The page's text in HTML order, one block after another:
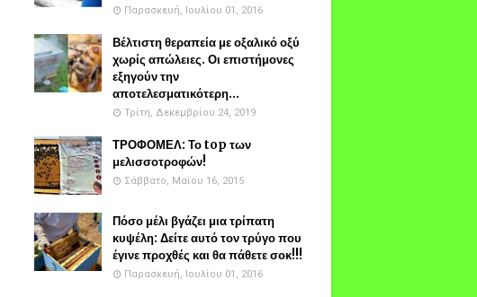
Παρασκευή, Ιουλίου 01, 2016
Βέλτιστη θεραπεία με οξαλικό οξύ
χωρίς απώλειες. Οι επιστήμονες
εξηγούν την
αποτελεσματικότερη...
Τρίτη, Δεκεμβρίου 24, 2019
ΤΡΟΦΟΜΕΛ: Το top των
μελισσοτροφών!
Σάββατο, Μαΐου 16, 2015
Πόσο μέλι βγάζει μια τρίπατη
κυψέλη: Δείτε αυτό τον τρύγο που
έγινε προχθές και θα πάθετε σοκ!!!
Παρασκευή, Ιουλίου 01, 2016